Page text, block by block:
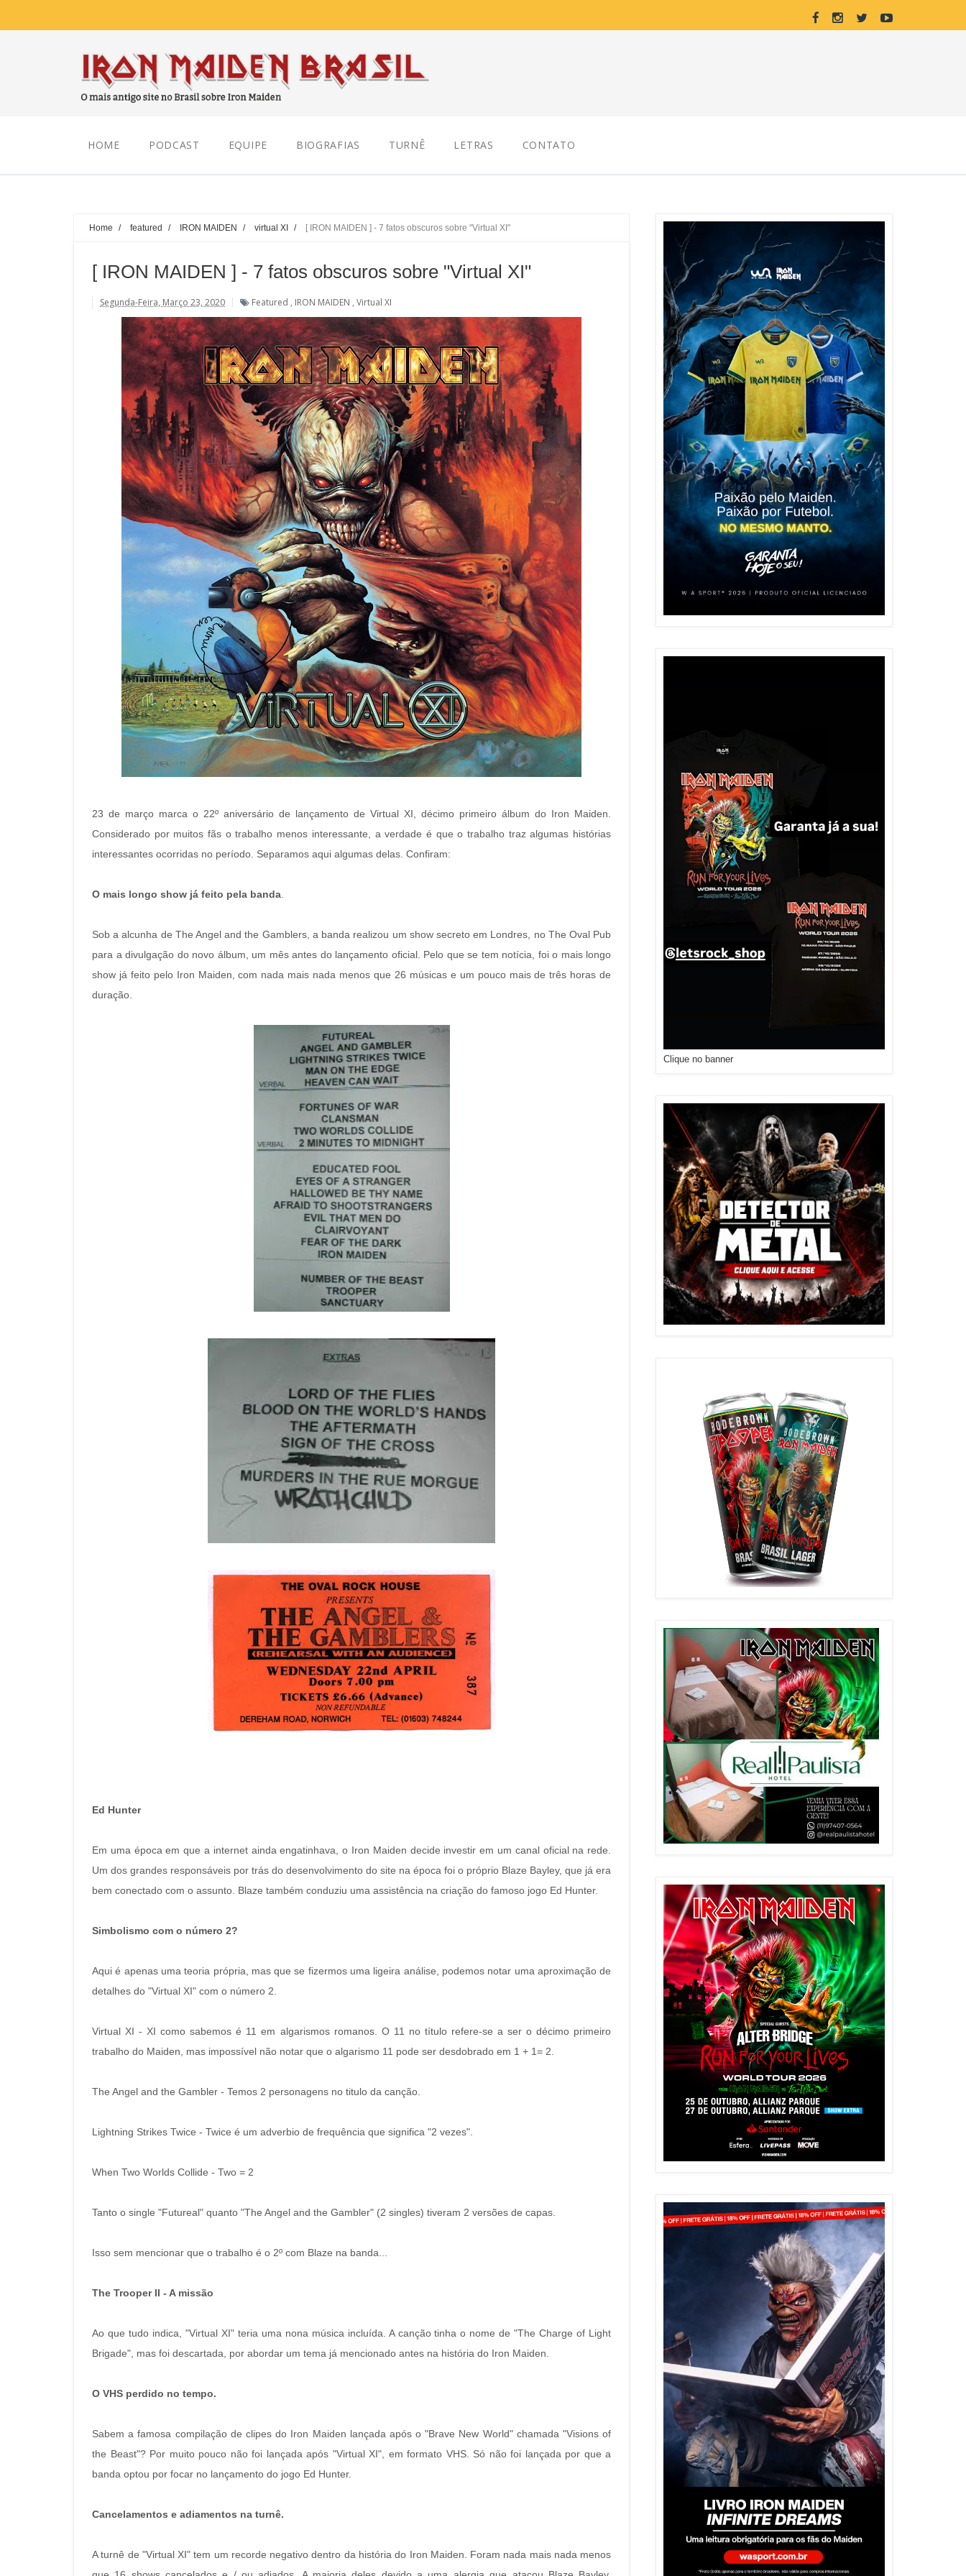
HOME PODCAST EQUIPE BIOGRAFIAS TURNÊ LETRAS CONTATO
Home / featured / IRON MAIDEN / virtual XI / [ IRON MAIDEN ] - 7 fatos obscuros sobre "Virtual XI"
[ IRON MAIDEN ] - 7 fatos obscuros sobre "Virtual XI"
Segunda-Feira, Março 23, 2020 Featured , IRON MAIDEN , Virtual XI
23 de março marca o 22º aniversário de lançamento de Virtual XI, décimo primeiro álbum do Iron Maiden.
Considerado por muitos fãs o trabalho menos interessante, a verdade é que o trabalho traz algumas histórias
interessantes ocorridas no período. Separamos aqui algumas delas. Confiram:
O mais longo show já feito pela banda
Sob a alcunha de The Angel and the Gamblers, a banda realizou um show secreto em Londres, no The Oval Pub
para a divulgação do novo álbum, um mês antes do lançamento oficial. Pelo que se tem notícia, foi o mais longo
show já feito pelo Iron Maiden, com nada mais nada menos que 26 músicas e um pouco mais de três horas de
duração.
Ed Hunter
Em uma época em que a internet ainda engatinhava, o Iron Maiden decide investir em um canal oficial na rede.
Um dos grandes responsáveis por trás do desenvolvimento do site na época foi o próprio Blaze Bayley, que já era
bem conectado com o assunto. Blaze também conduziu uma assistência na criação do famoso jogo Ed Hunter.
Simbolismo com o número 2?
Aqui é apenas uma teoria própria, mas que se fizermos uma ligeira análise, podemos notar uma aproximação de
detalhes do "Virtual XI" com o número 2.
Virtual XI - XI como sabemos é 11 em algarismos romanos. O 11 no título refere-se a ser o décimo primeiro
trabalho do Maiden, mas impossível não notar que o algarismo 11 pode ser desdobrado em 1 + 1= 2.
The Angel and the Gambler - Temos 2 personagens no titulo da canção.
Lightning Strikes Twice - Twice é um adverbio de frequência que significa "2 vezes".
When Two Worlds Collide - Two = 2
Tanto o single "Futureal" quanto "The Angel and the Gambler" (2 singles) tiveram 2 versões de capas.
Isso sem mencionar que o trabalho é o 2º com Blaze na banda...
The Trooper II - A missão
Ao que tudo indica, "Virtual XI" teria uma nona música incluída. A canção tinha o nome de "The Charge of Light
Brigade", mas foi descartada, por abordar um tema já mencionado antes na história do Iron Maiden.
O VHS perdido no tempo.
Sabem a famosa compilação de clipes do Iron Maiden lançada após o "Brave New World" chamada "Visions of
the Beast"? Por muito pouco não foi lançada após "Virtual XI", em formato VHS. Só não foi lançada por que a
banda optou por focar no lançamento do jogo Ed Hunter.
Cancelamentos e adiamentos na turnê.
A turnê de "Virtual XI" tem um recorde negativo dentro da história do Iron Maiden. Foram nada mais nada menos
Clique no banner